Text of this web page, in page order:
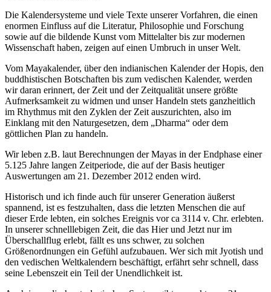
Die Kalendersysteme und viele Texte unserer Vorfahren, die einen
enormen Einfluss auf die Literatur, Philosophie und Forschung
sowie auf die bildende Kunst vom Mittelalter bis zur modernen
Wissenschaft haben, zeigen auf einen Umbruch in unser Welt.
Vom Mayakalender, über den indianischen Kalender der Hopis, den
buddhistischen Botschaften bis zum vedischen Kalender, werden
wir daran erinnert, der Zeit und der Zeitqualität unsere größte
Aufmerksamkeit zu widmen und unser Handeln stets ganzheitlich
im Rhythmus mit den Zyklen der Zeit auszurichten, also im
Einklang mit den Naturgesetzen, dem „Dharma“ oder dem
göttlichen Plan zu handeln.
Wir leben z.B. laut Berechnungen der Mayas in der Endphase einer
5.125 Jahre langen Zeitperiode, die auf der Basis heutiger
Auswertungen am 21. Dezember 2012 enden wird.
Historisch und ich finde auch für unserer Generation äußerst
spannend, ist es festzuhalten, dass die letzten Menschen die auf
dieser Erde lebten, ein solches Ereignis vor ca 3114 v. Chr. erlebten.
In unserer schnelllebigen Zeit, die das Hier und Jetzt nur im
Überschallflug erlebt, fällt es uns schwer, zu solchen
Größenordnungen ein Gefühl aufzubauen. Wer sich mit Jyotish und
den vedischen Weltkalendern beschäftigt, erfährt sehr schnell, dass
seine Lebenszeit ein Teil der Unendlichkeit ist.